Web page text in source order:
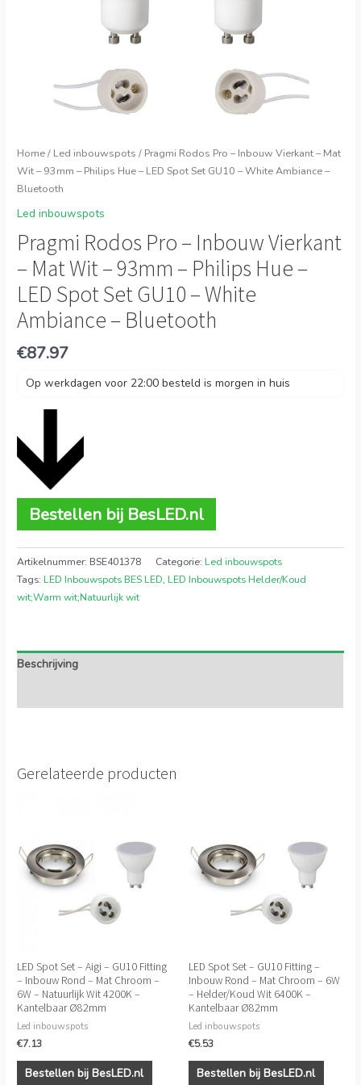
Home/ Led inbouwspots / Pragmi Rodos Pro – Inbouw Vierkant – Mat
Wit – 93mm – Philips Hue – LED Spot Set GU10 – White Ambiance –
Bluetooth
Led inbouwspots
Pragmi Rodos Pro – Inbouw Vierkant
– Mat Wit – 93mm – Philips Hue –
LED Spot Set GU10 – White
Ambiance – Bluetooth
€87.97
Op werkdagen voor 22:00 besteld is morgen in huis
Bestellen bij BesLED.nl
Artikelnummer: BSE401378 Categorie: Led inbouwspots
Tags: LED Inbouwspots BES LED, LED Inbouwspots Helder/Koud
wit;Warm wit;Natuurlijk wit
Beschrijving
Gerelateerde producten
LED Spot Set – Aigi – GU10 Fitting
– Inbouw Rond – Mat Chroom –
6W – Natuurlijk Wit 4200K –
Kantelbaar Ø82mm
Led inbouwspots
€7.13
Bestellen bij BesLED.nl
LED Spot Set – GU10 Fitting –
Inbouw Rond – Mat Chroom – 6W
– Helder/Koud Wit 6400K –
Kantelbaar Ø82mm
Led inbouwspots
€5.53
Bestellen bij BesLED.nl